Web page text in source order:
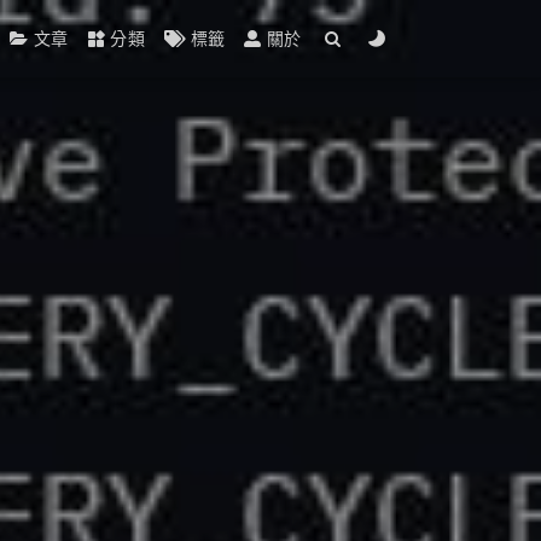
文章 分類 標籤 關於